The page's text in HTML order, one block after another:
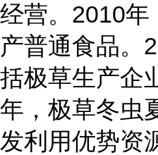
经营。2010年
产普通食品。
括极草生产企
年，极草冬虫
发利用优势资